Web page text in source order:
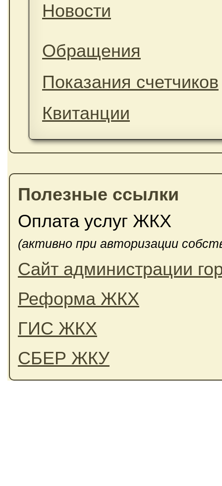
Новости
Обращения
Показания счетчиков
Квитанции
Полезные ссылки
Оплата услуг ЖКХ
(активно при авторизации
Сайт администрации
Реформа ЖКХ
ГИС ЖКХ
СБЕР ЖКУ